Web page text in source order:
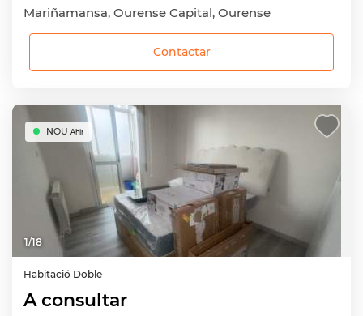
Mariñamansa, Ourense Capital, Ourense
Contactar
1/18
NOU Ahir
Habitació Doble
A consultar